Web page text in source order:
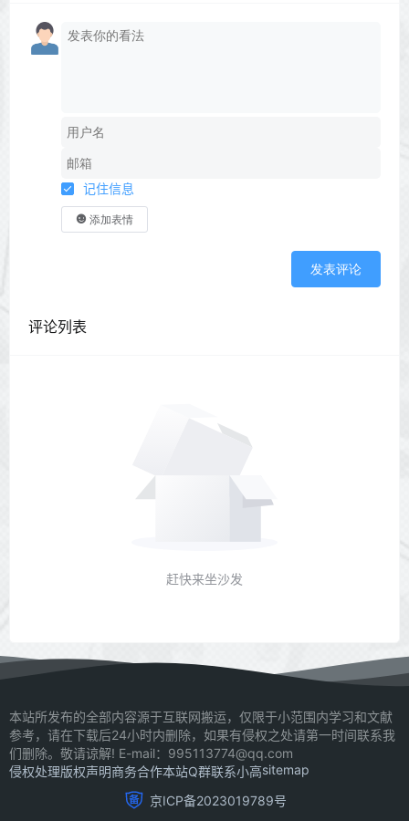
记住信息
添加表情
发表评论
评论列表
赶快来坐沙发
本站所发布的全部内容源于互联网搬运，仅限于小范围内学习和文献
参考，请在下载后24小时内删除，如果有侵权之处请第一时间联系我
们删除。敬请谅解! E-mail：995113774@qq.com
侵权处理版权声明商务合作本站Q群联系小高sitemap
京ICP备2023019789号